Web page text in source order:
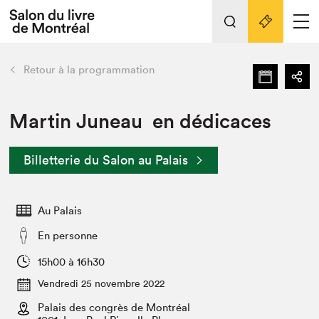
Espace médias
Espace exposant⋅e⋅s
Tout sur l'édition 2022
Actualités
Vidéos et Balados
Club de lecture Braindate
retour Nos activités
Édition 2022
Nous connaître
Projets partenaires 2022
Archives
Liens pratiques
Retour à la programmation
Martin Juneau en dédicaces
Billetterie du Salon au Palais
Au Palais
En personne
15h00 à 16h30
Vendredi 25 novembre 2022
Palais des congrès de Montréal